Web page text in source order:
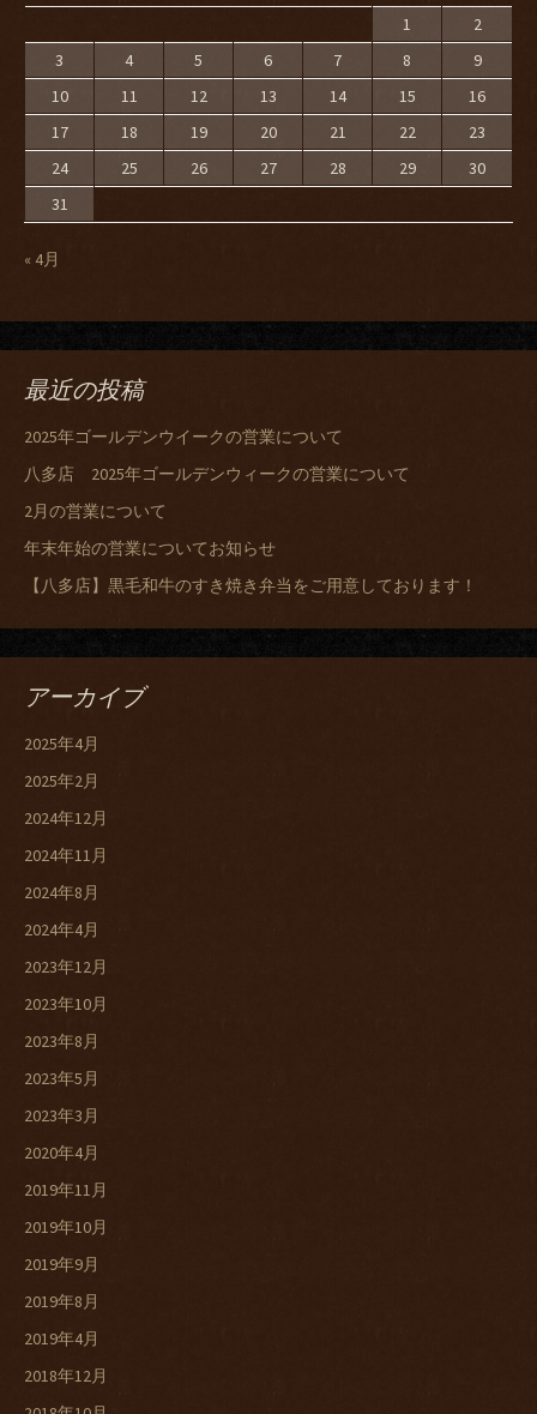
1
2
3
4 5 6 7 8
9
10
11 12 13 14 15
16
17
18 19 20 21 22
23
24
25 26 27 28 29
30
31
« 4月
最近の投稿
2025年ゴールデンウイークの営業について
八多店 2025年ゴールデンウィークの営業について
2月の営業について
年末年始の営業についてお知らせ
【八多店】黒毛和牛のすき焼き弁当をご用意しております！
アーカイブ
2025年4月
2025年2月
2024年12月
2024年11月
2024年8月
2024年4月
2023年12月
2023年10月
2023年8月
2023年5月
2023年3月
2020年4月
2019年11月
2019年10月
2019年9月
2019年8月
2019年4月
2018年12月